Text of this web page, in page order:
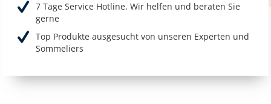
7 Tage Service Hotline. Wir helfen und beraten Sie
gerne
Top Produkte ausgesucht von unseren Experten und
Sommeliers